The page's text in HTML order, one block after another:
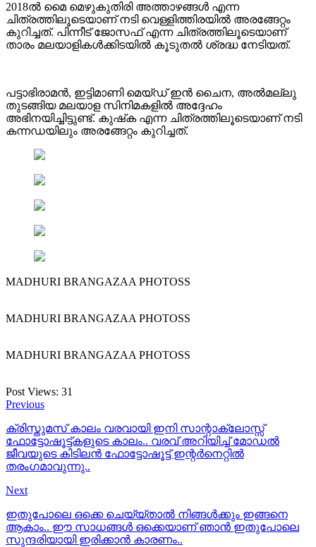
2018ൽ മൈ മെഴുകുതിരി അത്താഴങ്ങൾ എന്ന
ചിത്രത്തിലൂടെയാണ് നടി വെള്ളിത്തിരയിൽ അരങ്ങേറ്റം
കുറിച്ചത്. പിന്നീട് ജോസഫ് എന്ന ചിത്രത്തിലൂടെയാണ്
താരം മലയാളികൾക്കിടയിൽ കൂടുതൽ ശ്രദ്ധ നേടിയത്.
പട്ടാഭിരാമൻ, ഇട്ടിമാണി മെയ്ഡ് ഇൻ ചൈന, അൽമല്ലു
തുടങ്ങിയ മലയാള സിനിമകളിൽ അദ്ദേഹം
അഭിനയിച്ചിട്ടുണ്ട്. കുഷ്‌ക എന്ന ചിത്രത്തിലൂടെയാണ് നടി
കന്നഡയിലും അരങ്ങേറ്റം കുറിച്ചത്.
MADHURI BRANGAZAA PHOTOSS
MADHURI BRANGAZAA PHOTOSS
MADHURI BRANGAZAA PHOTOSS
Post Views: 31
Previous
ക്രിസ്തുമസ് കാലം വരവായി ഇനി സാന്റാക്ലോസ്സ്
ഫോട്ടോഷൂട്ട്‌കളുടെ കാലം.. വരവ് അറിയിച്ച് മോഡല്‍
ജീവയുടെ കിടിലന്‍ ഫോട്ടോഷൂട്ട്‌ ഇന്റര്‍നെറ്റില്‍
തരംഗമാവുന്നു..
Next
ഇതുപോലെ ഒക്കെ ചെയ്യ്താല്‍ നിങ്ങള്‍ക്കും ഇങ്ങനെ
ആകാം.. ഈ സാധങ്ങള്‍ ഒക്കെയാണ് ഞാന്‍ ഇതുപോലെ
സുന്ദരിയായി ഇരിക്കാന്‍ കാരണം..